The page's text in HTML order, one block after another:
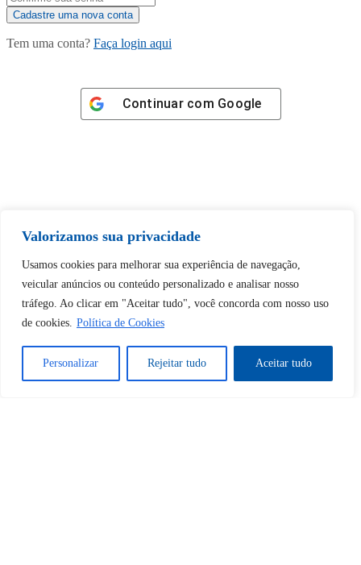
Valorizamos sua privacidade
Usamos cookies para melhorar sua experiência de navegação,
veicular anúncios ou conteúdo personalizado e analisar nosso
tráfego. Ao clicar em "Aceitar tudo", você concorda com nosso uso
de cookies. Política de Cookies
Personalizar Rejeitar tudo Aceitar tudo
Tem uma conta? Faça login aqui
Continuar com Google
desbloquear esta publicação?
Desbloquear esquerda : 0
Sim